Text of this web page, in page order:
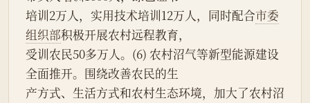
培训2万人，实用技术培训12万人，同时配合市委
组织部积极开展农村远程教育，
受训农民50多万人。(6) 农村沼气等新型能源建设
全面推开。围绕改善农民的生
产方式、生活方式和农村生态环境，加大了农村沼